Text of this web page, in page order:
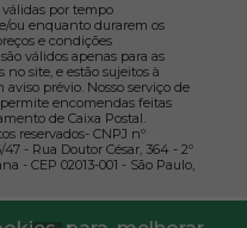
válidas por tempo
ou enquanto durarem os
e condições
válidos apenas para as
no site, e estão sujeitos à
aviso prévio. Nosso serviço de
encomendas feitas
de Caixa Postal.
reservados- CNPJ nº
47 - Rua Doutor César, 364 - 2º
- CEP 02013-001 - São Paulo,